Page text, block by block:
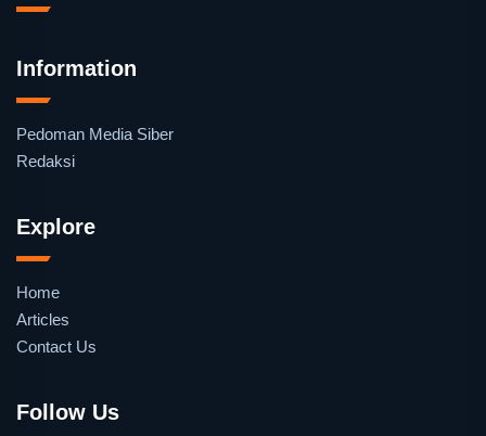
Information
Pedoman Media Siber
Redaksi
Explore
Home
Articles
Contact Us
Follow Us